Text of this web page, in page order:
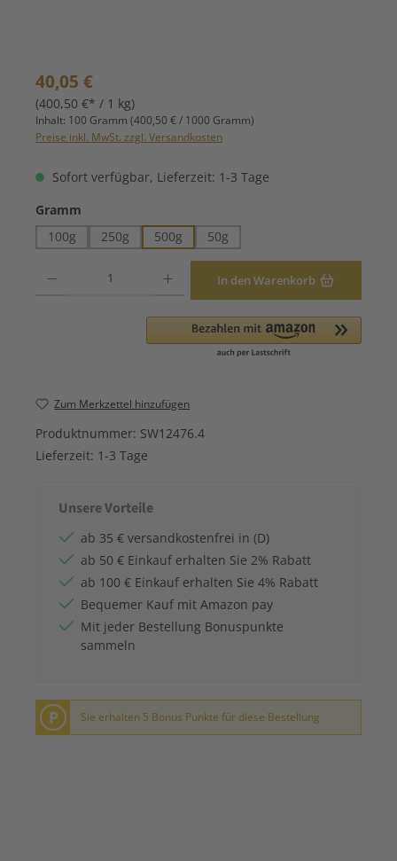
Regulärer Preis:
40,05 €
(400,50 €* / 1 kg)
Inhalt: 100 Gramm (400,50 € / 1000 Gramm)
Preise inkl. MwSt. zzgl. Versandkosten
Sofort verfügbar, Lieferzeit: 1-3 Tage
Gramm
100g
250g 500g 50g
In den Warenkorb
Zum Merkzettel hinzufügen
Produktnummer: SW12476.4
Lieferzeit: 1-3 Tage
Unsere Vorteile
ab 35 € versandkostenfrei in (D)
ab 50 € Einkauf erhalten Sie 2% Rabatt
ab 100 € Einkauf erhalten Sie 4% Rabatt
Bequemer Kauf mit Amazon pay
Mit jeder Bestellung Bonuspunkte
sammeln
P Sie erhalten 5 Bonus Punkte für diese Bestellung